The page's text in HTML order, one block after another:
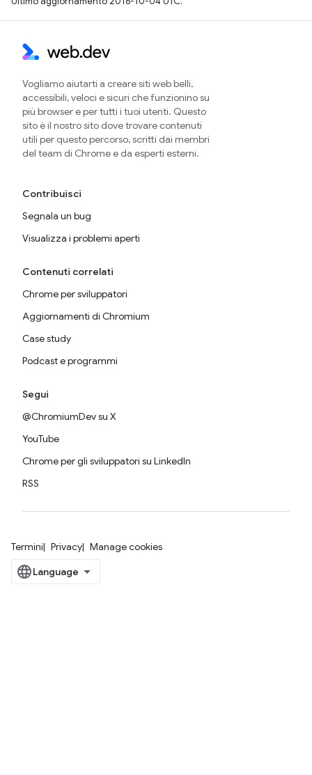
Vogliamo aiutarti a creare siti web belli,
accessibili, veloci e sicuri che funzionino su
più browser e per tutti i tuoi utenti. Questo
sito è il nostro sito dove trovare contenuti
utili per questo percorso, scritti dai membri
del team di Chrome e da esperti esterni.
Contribuisci
Segnala un bug
Visualizza i problemi aperti
Contenuti correlati
Chrome per sviluppatori
Aggiornamenti di Chromium
Case study
Podcast e programmi
Segui
@ChromiumDev su X
YouTube
Chrome per gli sviluppatori su LinkedIn
RSS
Termini Privacy Manage cookies